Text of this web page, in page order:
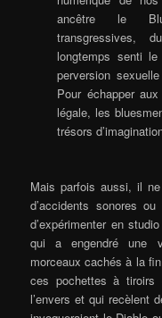
ancêtre le
transgressives,
longtemps senti
perversion
Pour échapper
légale, les
trésors
Mais parfois aussi, il
d’accidents sonores
d’expérimenter en
qui a engendré une
morceaux cachés à la
ces pochettes à tiroirs
l’envers et qui recèlent